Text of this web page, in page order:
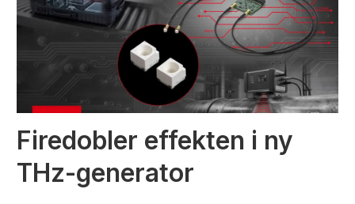
Firedobler effekten i ny
THz-generator